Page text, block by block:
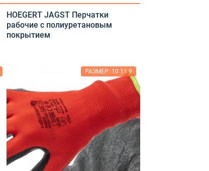
HOEGERT JAGST Перчатки
рабочие с полиуретановым
покрытием
РАЗМЕР: 10 11 9